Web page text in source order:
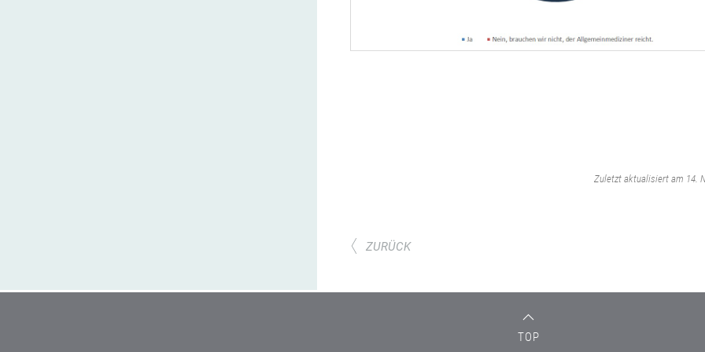
‌Zuletzt aktualisiert am 14.
ZURÜCK
TOP